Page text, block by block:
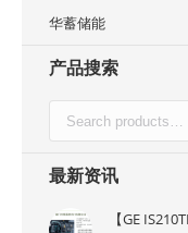
华蓄储能
产品搜索
最新资讯
【GE